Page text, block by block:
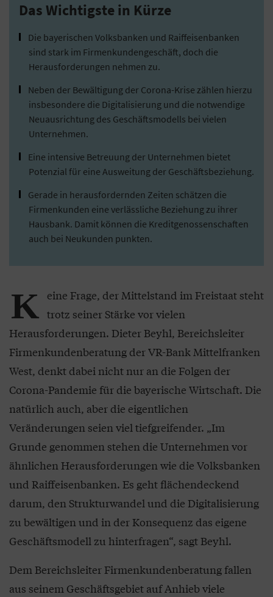
Das Wichtigste in Kürze
Die bayerischen Volksbanken und Raiffeisenbanken
sind stark im Firmenkundengeschäft, doch die
Herausforderungen nehmen zu.
Neben der Bewältigung der Corona-Krise zählen hierzu
insbesondere die Digitalisierung und die notwendige
Neuausrichtung des Geschäftsmodells bei vielen
Unternehmen.
Eine intensive Betreuung der Unternehmen bietet
Potenzial für eine Ausweitung der Geschäftsbeziehung.
Gerade in herausfordernden Zeiten schätzen die
Firmenkunden eine verlässliche Beziehung zu ihrer
Hausbank. Damit können die Kreditgenossenschaften
auch bei Neukunden punkten.
K eine Frage, der Mittelstand im Freistaat steht
trotz seiner Stärke vor vielen
Herausforderungen. Dieter Beyhl, Bereichsleiter
Firmenkundenberatung der VR-Bank Mittelfranken
West, denkt dabei nicht nur an die Folgen der
Corona-Pandemie für die bayerische Wirtschaft. Die
natürlich auch, aber die eigentlichen
Veränderungen seien viel tiefgreifender. „Im
Grunde genommen stehen die Unternehmen vor
ähnlichen Herausforderungen wie die Volksbanken
und Raiffeisenbanken. Es geht flächendeckend
darum, den Strukturwandel und die Digitalisierung
zu bewältigen und in der Konsequenz das eigene
Geschäftsmodell zu hinterfragen“, sagt Beyhl.
Dem Bereichsleiter Firmenkundenberatung fallen
aus seinem Geschäftsgebiet auf Anhieb viele